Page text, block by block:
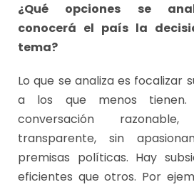
¿Qué opciones se
conocerá el país la
tema?
Lo que se analiza es focalizar
a los que menos tienen.
conversación
transparente, sin
premisas políticas. Hay
eficientes que otros. Por